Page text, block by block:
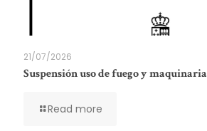
21/07/2026
Suspensión uso de fuego y maquinaria
Read more